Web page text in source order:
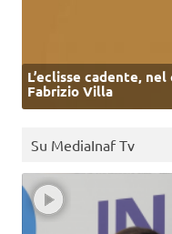
L’eclisse cadente,
Fabrizio Villa
Su MediaInaf Tv